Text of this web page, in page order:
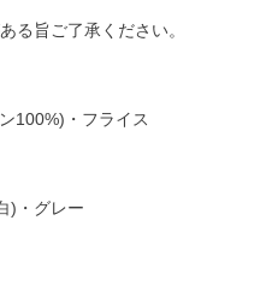
る旨ご了承ください。
100%)・フライス
)・グレー